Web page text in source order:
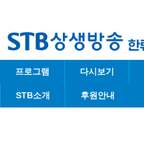
프로그램 다시보기
STB소개 후원안내